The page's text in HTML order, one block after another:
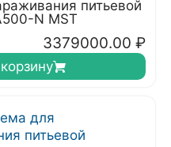
питьевой
N MST
3379000.00 ₽